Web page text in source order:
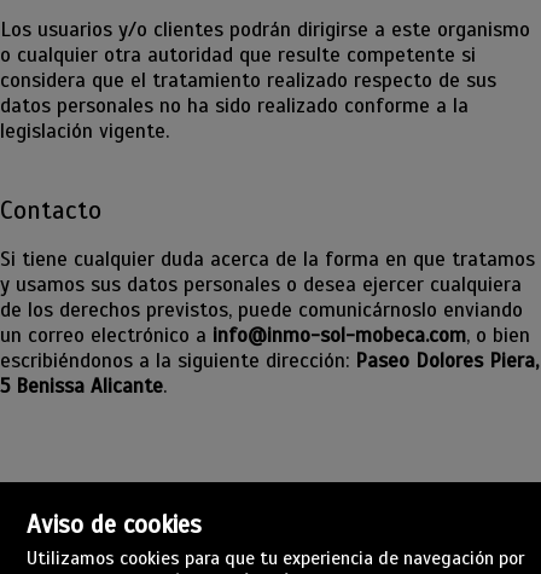
Los usuarios y/o clientes podrán dirigirse a este organismo
o cualquier otra autoridad que resulte competente si
considera que el tratamiento realizado respecto de sus
datos personales no ha sido realizado conforme a la
legislación vigente.
Contacto
Si tiene cualquier duda acerca de la forma en que tratamos
y usamos sus datos personales o desea ejercer cualquiera
de los derechos previstos, puede comunicárnoslo enviando
un correo electrónico a info@inmo-sol-mobeca.com, o bien
escribiéndonos a la siguiente dirección: Paseo Dolores Piera,
5 Benissa Alicante.
Aviso de cookies
Utilizamos cookies para que tu experiencia de navegación por